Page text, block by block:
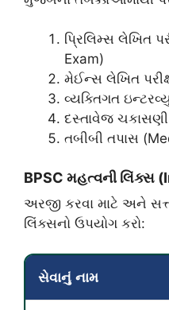
​પ્રિલિમ્સ લેખિત
Exam)
​મેઈન્સ લેખિત
​વ્યક્તિગત
​દસ્તાવેજ
​તબીબી તપાસ
​BPSC મહત્વની લિંક્સ
​અરજી કરવા માટે અને
લિંક્સનો ઉપયોગ કરો:
સેવાનું નામ